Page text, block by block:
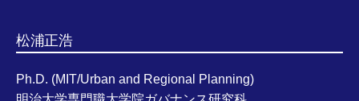
松浦正浩
Ph.D. (MIT/Urban and Regional Planning)